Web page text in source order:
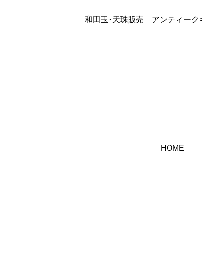
和田玉･天珠販売 アンティーク
HOME